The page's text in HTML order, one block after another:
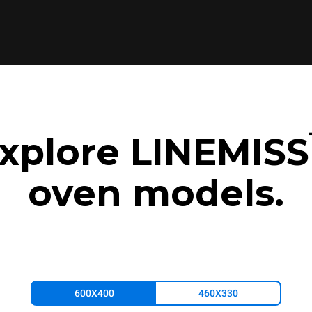
LINEMISS
oven models.
600X400 460X330